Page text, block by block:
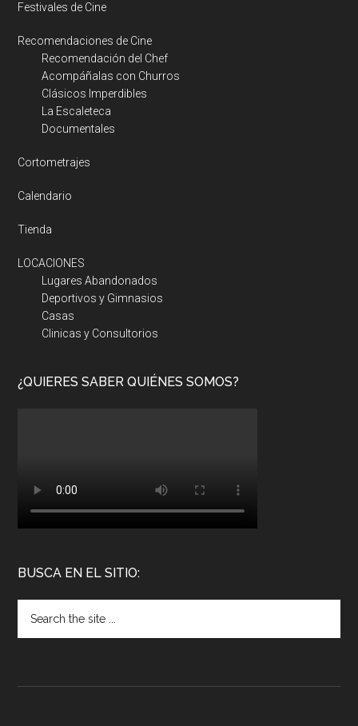
Festivales de Cine
Recomendaciones de Cine
Recomendación del Chef
Acompáñalas con Churros
Clásicos Imperdibles
La Escaleteca
Documentales
Cortometrajes
Calendario
Tienda
LOCACIONES
Lugares Abandonados
Deportivos y Gimnasios
Casas
Clinicas y Consultorios
¿QUIERES SABER QUIÉNES SOMOS?
BUSCA EN EL SITIO: